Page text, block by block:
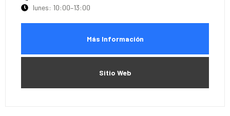
lunes: 10:00–13:00
Más Información
Sitio Web